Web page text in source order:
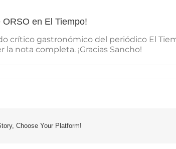
ORSO en El Tiempo!
crítico gastronómico del periódico El
la nota completa. ¡Gracias Sancho!
Choose Your Platform!